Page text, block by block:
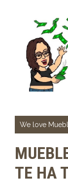
We love
TE HA